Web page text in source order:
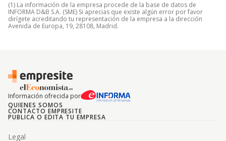
(1) La información de la empresa procede de la base de datos de
INFORMA D&B S.A. (SME) Si aprecias que existe algún error por favor
dirígete acreditando tu representación de la empresa a la dirección
Avenida de Europa, 19, 28108, Madrid.
Información ofrecida por
QUIENES SOMOS
CONTACTO EMPRESITE
PUBLICA O EDITA TU EMPRESA
Legal